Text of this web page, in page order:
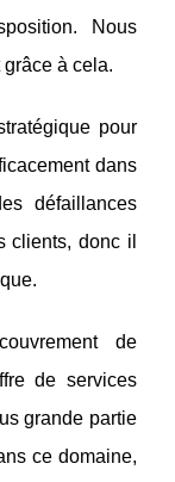
Nous
à cela.
pour
dans
défaillances
clients, donc il
de
de services
grande partie
ce domaine,